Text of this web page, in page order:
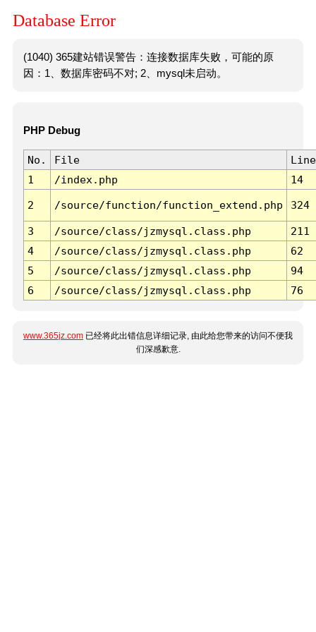
Database Error
(1040) 365建站错误警告：连接数据库失败，可能的原
因：1、数据库密码不对; 2、mysql未启动。
PHP Debug
No. File
Line
1
/index.php 14
2 /source/function/function_extend.php 324
3 /source/class/jzmysql.class.php
211
4
/source/class/jzmysql.class.php
62
5
/source/class/jzmysql.class.php
94
6
/source/class/jzmysql.class.php 76
www.365jz.com 已经将此出错信息详细记录, 由此给您带来的访问不便我
们深感歉意.